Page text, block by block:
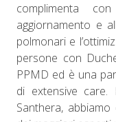
complimenta
aggiornamento e
polmonari e
persone con
PPMD ​​ed è una
di extensive care.
Santhera,